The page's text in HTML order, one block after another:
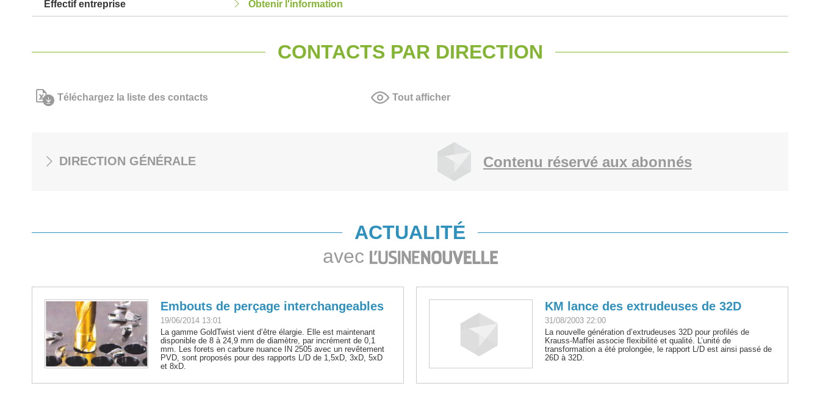
Effectif entreprise Obtenir l'information
CONTACTS PAR DIRECTION
Téléchargez la liste des contacts Tout afficher
DIRECTION GÉNÉRALE Contenu réservé aux abonnés
ACTUALITÉ
avec
Embouts de perçage interchangeables
19/06/2014 13:01
La gamme GoldTwist vient d’être élargie. Elle est maintenant
disponible de 8 à 24,9 mm de diamètre, par incrément de 0,1
mm. Les forets en carbure nuance IN 2505 avec un revêtement
PVD, sont proposés pour des rapports L/D de 1,5xD, 3xD, 5xD
et 8xD.
KM lance des extrudeuses de 32D
31/08/2003 22:00
La nouvelle génération d’extrudeuses 32D pour profilés de
Krauss-Maffei associe flexibilité et qualité. L’unité de
transformation a été prolongée, le rapport L/D est ainsi passé de
26D à 32D.